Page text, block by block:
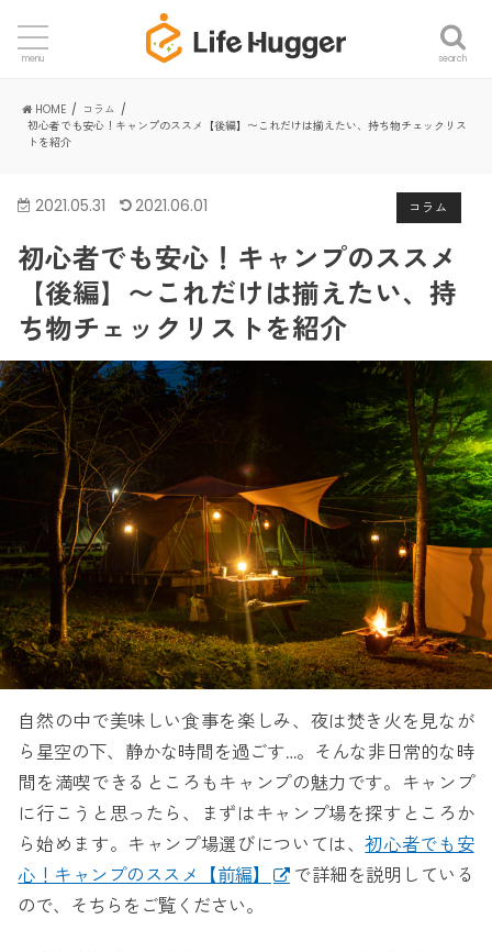
search
menu
HOME
コラム
初心者でも安心！キャンプのススメ【後編】〜これだけは揃えたい、持ち物チェックリス
トを紹介
コラム
2021.05.31 2021.06.01
初心者でも安心！キャンプのススメ
【後編】〜これだけは揃えたい、持
ち物チェックリストを紹介
自然の中で美味しい食事を楽しみ、夜は焚き火を見なが
ら星空の下、静かな時間を過ごす…。そんな非日常的な時
間を満喫できるところもキャンプの魅力です。キャンプ
に行こうと思ったら、まずはキャンプ場を探すところか
ら始めます。キャンプ場選びについては、初心者でも安
心！キャンプのススメ【前編】
で詳細を説明している
ので、そちらをご覧ください。